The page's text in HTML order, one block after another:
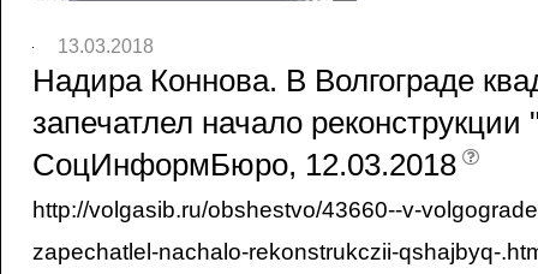
13.03.2018
Надира Коннова. В Волгограде
запечатлел начало
СоцИнформБюро, 12.03.2018
http://volgasib.ru/obshestvo/43660--v-
zapechatlel-nachalo-rekonstrukczii-qshajbyq-